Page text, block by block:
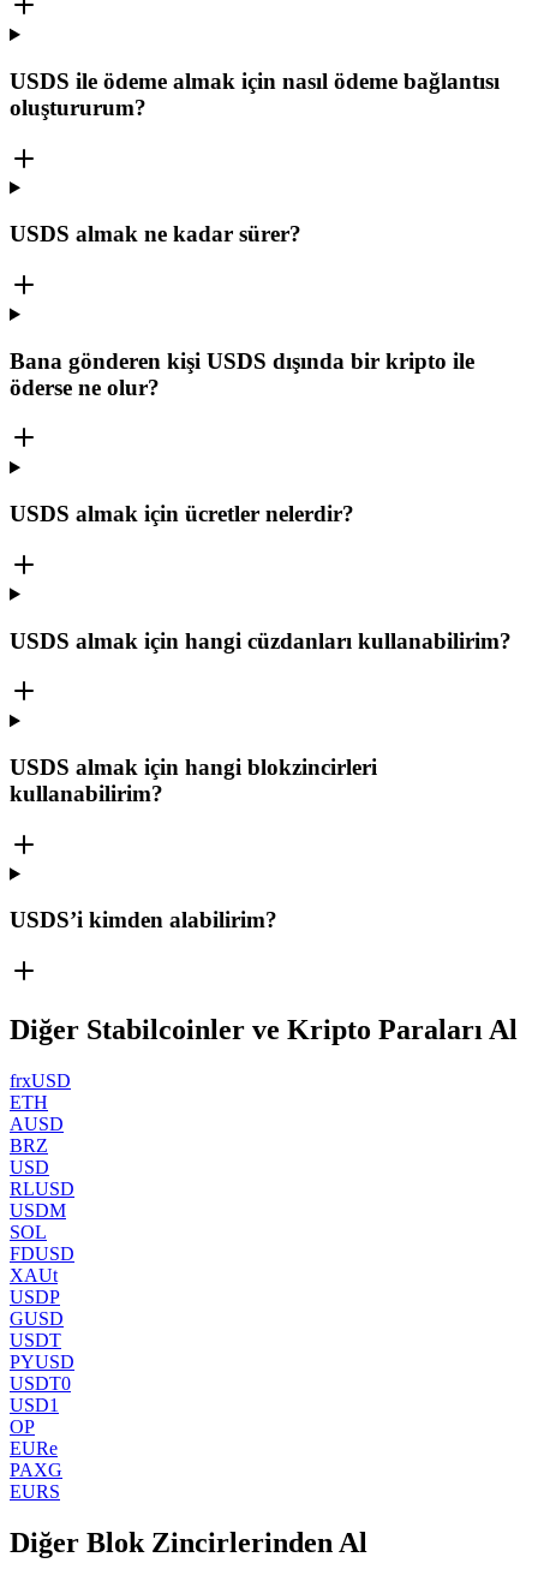
USDS ile ödeme almak için nasıl ödeme bağlantısı
oluştururum?
USDS almak ne kadar sürer?
Bana gönderen kişi USDS dışında bir kripto ile
öderse ne olur?
USDS almak için ücretler nelerdir?
USDS almak için hangi cüzdanları kullanabilirim?
USDS almak için hangi blokzincirleri
kullanabilirim?
USDS’i kimden alabilirim?
Diğer Stabilcoinler ve Kripto Paraları Al
frxUSD
ETH
AUSD
BRZ
USD
RLUSD
USDM
SOL
FDUSD
XAUt
USDP
GUSD
USDT
PYUSD
USDT0
USD1
OP
EURe
PAXG
EURS
Diğer Blok Zincirlerinden Al